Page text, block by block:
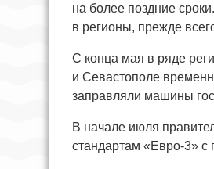
на более поздние
в регионы, прежде
С конца мая в ряде
и Севастополе
заправляли машины
В начале июля
стандартам «Евро-3»